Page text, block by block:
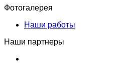
Фотогалерея
Наши работы
Наши партнеры